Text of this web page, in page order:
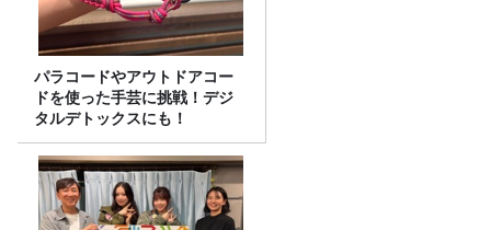
パラコードやアウトドアコー
ドを使った手芸に挑戦！デジ
タルデトックスにも！